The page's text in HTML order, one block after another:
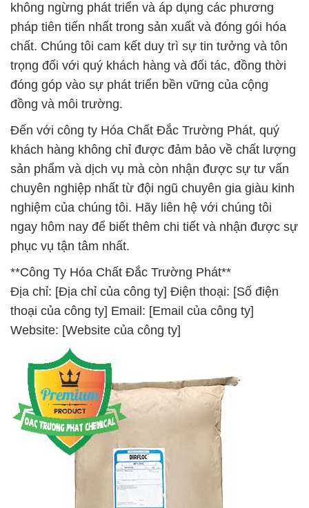
không ngừng phát triển và áp dụng các phương
pháp tiên tiến nhất trong sản xuất và đóng gói hóa
chất. Chúng tôi cam kết duy trì sự tin tưởng và tôn
trọng đối với quý khách hàng và đối tác, đồng thời
đóng góp vào sự phát triển bền vững của cộng
đồng và môi trường.
Đến với công ty Hóa Chất Đắc Trường Phát, quý
khách hàng không chỉ được đảm bảo về chất lượng
sản phẩm và dịch vụ mà còn nhận được sự tư vấn
chuyên nghiệp nhất từ đội ngũ chuyên gia giàu kinh
nghiệm của chúng tôi. Hãy liên hệ với chúng tôi
ngay hôm nay để biết thêm chi tiết và nhận được sự
phục vụ tận tâm nhất.
**Công Ty Hóa Chất Đắc Trường Phát**
Địa chỉ: [Địa chỉ của công ty] Điện thoại: [Số điện
thoại của công ty] Email: [Email của công ty]
Website: [Website của công ty]